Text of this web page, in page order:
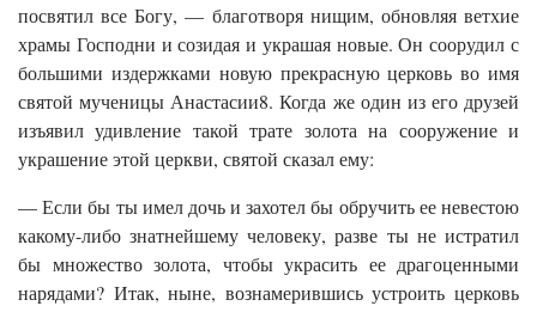
посвятил все Богу, — благотворя нищим, обновляя ветхие
храмы Господни и созидая и украшая новые. Он соорудил с
большими издержками новую прекрасную церковь во имя
святой мученицы Анастасии8. Когда же один из его друзей
изъявил удивление такой трате золота на сооружение и
украшение этой церкви, святой сказал ему:
— Если бы ты имел дочь и захотел бы обручить ее невестою
какому-либо знатнейшему человеку, разве ты не истратил
бы множество золота, чтобы украсить ее драгоценными
нарядами? Итак, ныне, вознамерившись устроить церковь